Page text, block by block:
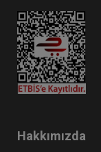
Hakkımızda